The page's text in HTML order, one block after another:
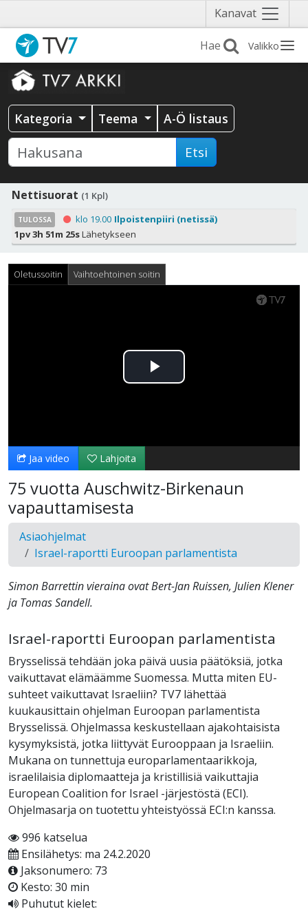
Kanavat Näytä
valikko
Valikko
Kategoria Teema A-Ö listaus
Etsi
Nettisuorat (1 Kpl)
TULOSSA klo 19.00 Ilpoistenpiiri (netissä)
1pv 3h 51m 24sLähetykseen
Oletussoitin Vaihtoehtoinen soitin
Toista
Jaa video Lahjoita
75 vuotta Auschwitz-Birkenaun
vapauttamisesta
Asiaohjelmat
Israel-raportti Euroopan parlamentista
Simon Barrettin vieraina ovat Bert-Jan Ruissen, Julien Klener
ja Tomas Sandell.
Israel-raportti Euroopan parlamentista
Brysselissä tehdään joka päivä uusia päätöksiä, jotka
vaikuttavat elämäämme Suomessa. Mutta miten EU-
suhteet vaikuttavat Israeliin? TV7 lähettää
kuukausittain ohjelman Euroopan parlamentista
Brysselissä. Ohjelmassa keskustellaan ajakohtaisista
kysymyksistä, jotka liittyvät Eurooppaan ja Israeliin.
Mukana on tunnettuja europarlamentaarikkoja,
israelilaisia diplomaatteja ja kristillisiä vaikuttajia
European Coalition for Israel -järjestöstä (ECI).
Ohjelmasarja on tuotettu yhteistyössä ECI:n kanssa.
996 katselua
Ensilähetys: ma 24.2.2020
Jaksonumero: 73
Kesto: 30 min
Puhutut kielet: